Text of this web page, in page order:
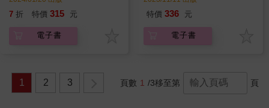
與三明治料理100+
7 折 特價 315 元
電子書
特價 336 元
電子書
1 2 3 頁數 1 /3移至第 頁